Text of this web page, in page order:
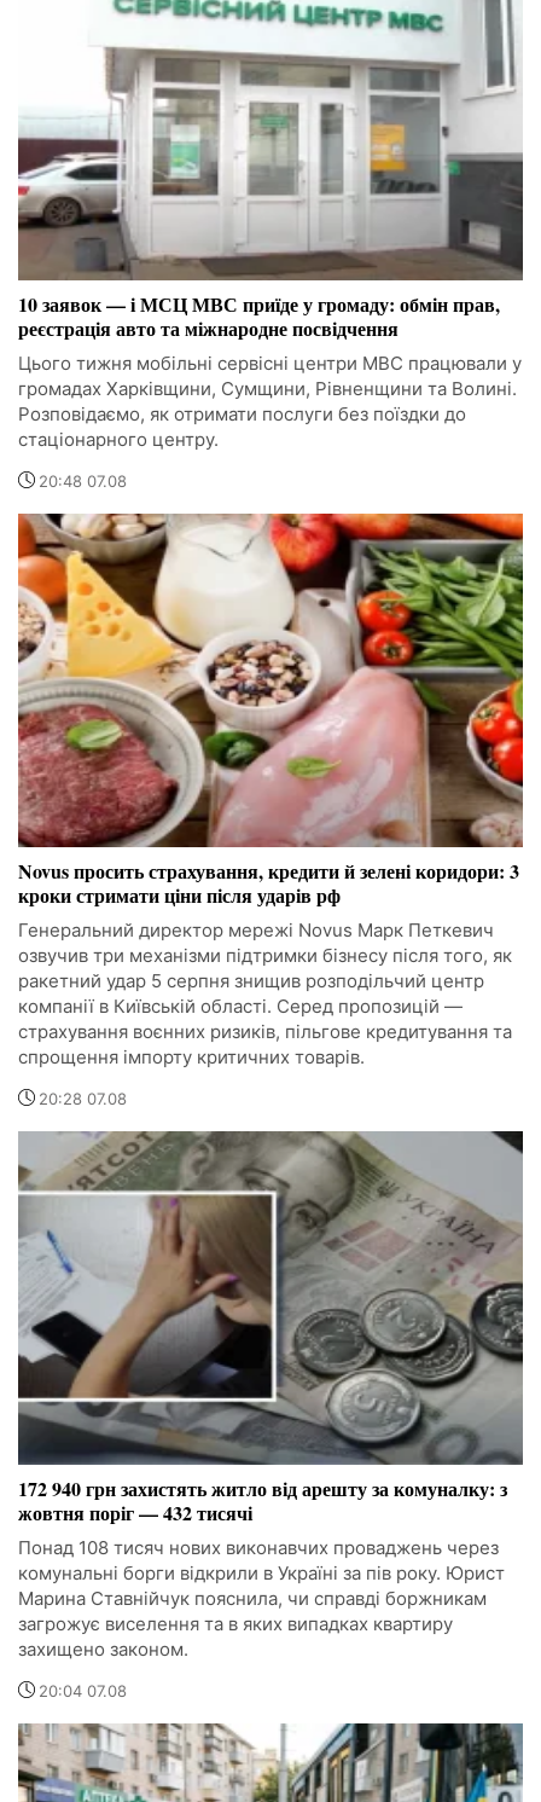
10 заявок — і МСЦ МВС приїде у громаду: обмін прав,
реєстрація авто та міжнародне посвідчення
Цього тижня мобільні сервісні центри МВС працювали у
громадах Харківщини, Сумщини, Рівненщини та Волині.
Розповідаємо, як отримати послуги без поїздки до
стаціонарного центру.
20:48 07.08
Novus просить страхування, кредити й зелені коридори: 3
кроки стримати ціни після ударів рф
Генеральний директор мережі Novus Марк Петкевич
озвучив три механізми підтримки бізнесу після того, як
ракетний удар 5 серпня знищив розподільчий центр
компанії в Київській області. Серед пропозицій —
страхування воєнних ризиків, пільгове кредитування та
спрощення імпорту критичних товарів.
20:28 07.08
172 940 грн захистять житло від арешту за комуналку: з
жовтня поріг — 432 тисячі
Понад 108 тисяч нових виконавчих проваджень через
комунальні борги відкрили в Україні за пів року. Юрист
Марина Ставнійчук пояснила, чи справді боржникам
загрожує виселення та в яких випадках квартиру
захищено законом.
20:04 07.08